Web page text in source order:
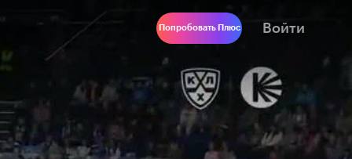
Попробовать Плюс Войти